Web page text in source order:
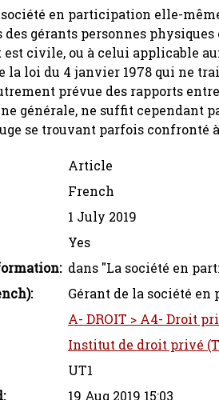
en participation elle-
gérants personnes
est civile, ou à celui applicable
la loi du 4 janvier 1978 qui ne
prévue des rapports
générale, ne suffit cependant
se trouvant parfois
Article
French
1 July 2019
Yes
dans "La société en
Gérant de la société
A- DROIT > A4- Droit
Institut de droit privé
UT1
19 Aug 2019 15:03